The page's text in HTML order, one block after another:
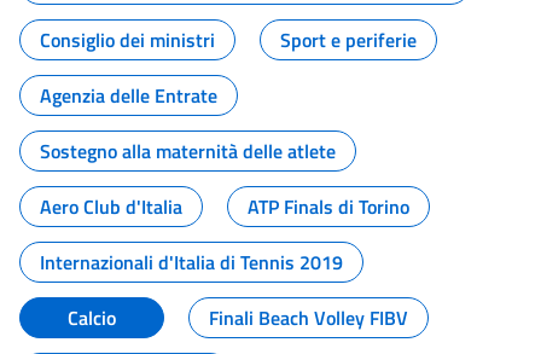
Consiglio dei ministri
Sport e periferie
Agenzia delle Entrate
Sostegno alla maternità delle atlete
Aero Club d'Italia
ATP Finals di Torino
Internazionali d'Italia di Tennis 2019
Calcio
Finali Beach Volley FIBV